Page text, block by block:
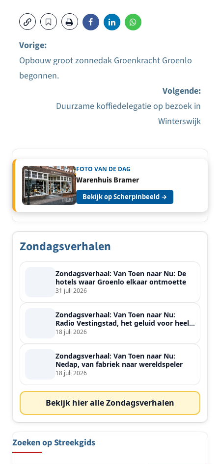
Bericht
Vorige:
Opbouw groot zonnedak Groenkracht Groenlo
begonnen.
Volgende:
Duurzame koffiedelegatie op bezoek in
Winterswijk
FOTO VAN DE DAG
Warenhuis Bramer
Bekijk op Scherpinbeeld →
Zondagsverhalen
Zondagsverhaal: Van Toen naar Nu: De
hotels waar Groenlo elkaar ontmoette
31 juli 2026
Zondagsverhaal: Van Toen naar Nu:
Radio Vestingstad, het geluid voor heel
de streek
18 juli 2026
Zondagsverhaal: Van Toen naar Nu:
Nedap, van fabriek naar wereldspeler
18 juli 2026
Bekijk hier alle Zondagsverhalen
Zoeken op Streekgids